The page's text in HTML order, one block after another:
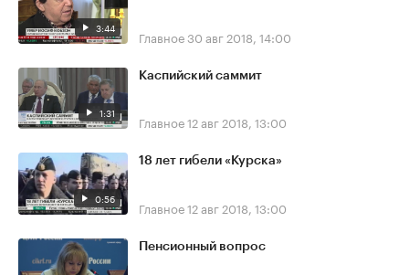
3:44 Главное30 авг 2018, 14:00
1:31
Каспийский саммит
Главное12 авг 2018, 13:00
0:56
18 лет гибели «Курска»
Главное12 авг 2018, 13:00
Пенсионный вопрос